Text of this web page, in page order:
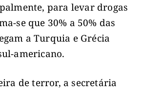
para levar drogas
se que 30% a 50% das
a Turquia e Grécia
americano.
de terror, a secretária